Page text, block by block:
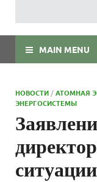
MAIN MENU
НОВОСТИ /АТОМНАЯ
ЭНЕРГОСИСТЕМЫ